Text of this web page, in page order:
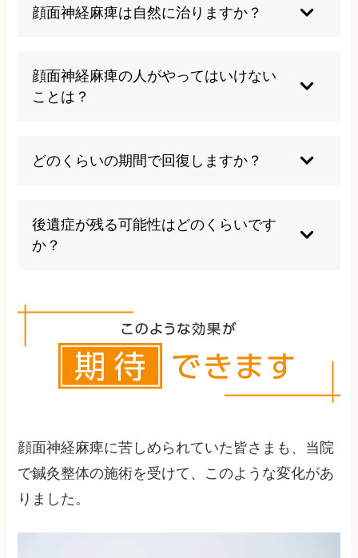
顔面神経麻痺は自然に治りますか？
患者が1-3ヶ月で回復します。しかし重症例では6
ヶ月以上かかることもあり、後遺症が残る可能性
顔面神経麻痺の人がやってはいけない
ことは？
動は避けてください。これらは後遺症を悪化させ
る可能性があります。また目が閉じにくい場合は
どのくらいの期間で回復しますか？
ヶ月程度が目安です。ただし個人差があり、治療
開始時期や症状の程度により回復期間は変わりま
す。
後遺症が残る可能性はどのくらいです
か？
回復を示します。しかし重症例や治療が遅れた場
合は後遺症が残るリスクが高くなります。
顔面神経麻痺に苦しめられていた皆さまも、当院
で鍼灸整体の施術を受けて、このような変化があ
りました。